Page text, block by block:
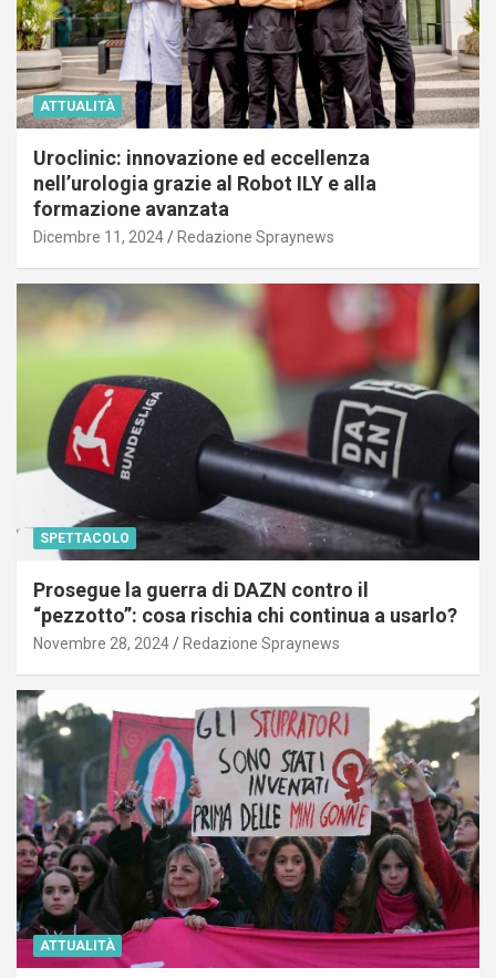
ATTUALITÀ
Uroclinic: innovazione ed eccellenza
nell’urologia grazie al Robot ILY e alla
formazione avanzata
Dicembre 11, 2024 Redazione Spraynews
SPETTACOLO
Prosegue la guerra di DAZN contro il
“pezzotto”: cosa rischia chi continua a usarlo?
Novembre 28, 2024 Redazione Spraynews
ATTUALITÀ